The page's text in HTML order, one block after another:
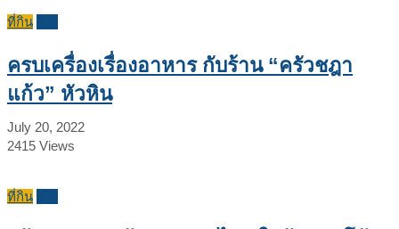
ที่กิน
ครบเครื่องเรื่องอาหาร กับร้าน “ครัวชฎา
แก้ว” หัวหิน
July 20, 2022
2415 Views
ที่กิน